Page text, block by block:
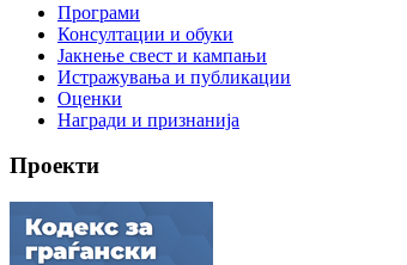
Програми
Консултации и обуки
Јакнење свест и кампањи
Истражувања и публикации
Оценки
Награди и признанија
Проекти